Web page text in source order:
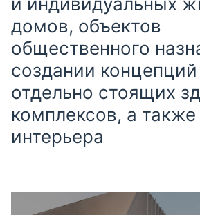
домов, объектов
общественного
создании концепций
отдельно стоящих
комплексов, а
интерьера